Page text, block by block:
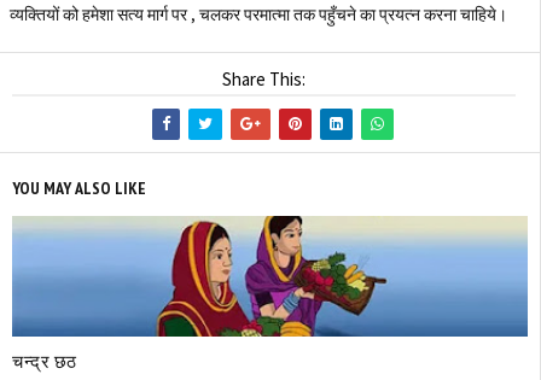
व्यक्तियों को हमेशा सत्य मार्ग पर , चलकर परमात्मा तक पहुँचने का प्रयत्न करना चाहिये।
Share This:
YOU MAY ALSO LIKE
चन्द्र छठ